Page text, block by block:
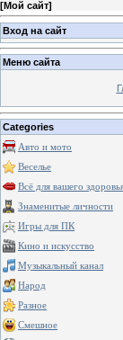
[Мой сайт]
Вход на сайт
Меню сайта
Categories
Авто и мото
Веселье
Всё для вашего
Знаменитые личности
Игры для ПК
Кино и искусство
Музыкальный канал
Народ
Разное
Смешное